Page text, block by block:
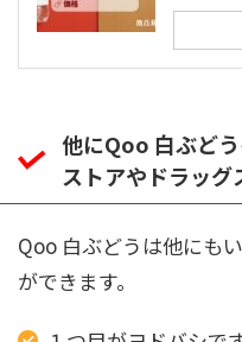
他にQoo 白ぶど
ストアやドラッグ
Qoo 白ぶどうは他にも
ができます。